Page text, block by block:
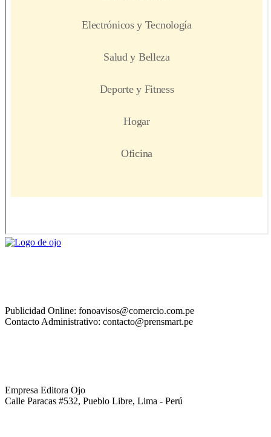
Publicidad Online: fonoavisos@comercio.com.pe
Contacto Administrativo: contacto@prensmart.pe
Empresa Editora Ojo
Calle Paracas #532, Pueblo Libre, Lima - Perú